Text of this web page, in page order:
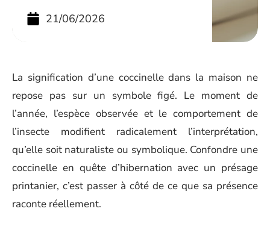
21/06/2026
La signification d’une coccinelle dans la maison ne
repose pas sur un symbole figé. Le moment de
l’année, l’espèce observée et le comportement de
l’insecte modifient radicalement l’interprétation,
qu’elle soit naturaliste ou symbolique. Confondre une
coccinelle en quête d’hibernation avec un présage
printanier, c’est passer à côté de ce que sa présence
raconte réellement.